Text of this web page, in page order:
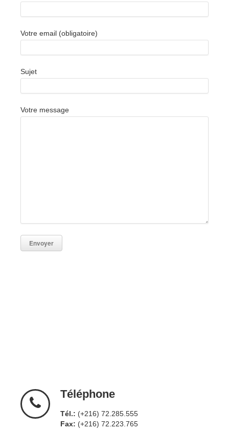
Votre email (obligatoire)
Sujet
Votre message
Téléphone
Tél.: (+216) 72.285.555
Fax: (+216) 72.223.765